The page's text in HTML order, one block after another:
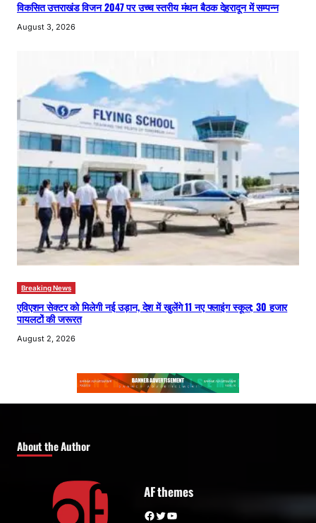
विकसित उत्तराखंड विजन 2047 पर उच्च स्तरीय मंथन बैठक देहरादून में सम्पन्न
August 3, 2026
Breaking News
एविएशन सेक्टर को मिलेगी नई उड़ान, देश में खुलेंगे 11 नए फ्लाइंग स्कूल; 30 हजार
पायलटों की जरूरत
August 2, 2026
About the Author
AF themes
Facebook Twitter YouTube